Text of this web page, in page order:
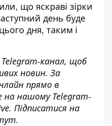
що яскраві зірки
день буде
дня, таким і
Telegram-канал, щоб
новин. За
прямо в
на нашому Telegram-
. Підписатися на
.